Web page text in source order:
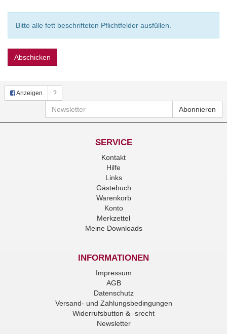
Bitte alle fett beschrifteten Pflichtfelder ausfüllen.
Abschicken
Anzeigen ?
Newsletter Abonnieren
SERVICE
Kontakt
Hilfe
Links
Gästebuch
Warenkorb
Konto
Merkzettel
Meine Downloads
INFORMATIONEN
Impressum
AGB
Datenschutz
Versand- und Zahlungsbedingungen
Widerrufsbutton & -srecht
Newsletter